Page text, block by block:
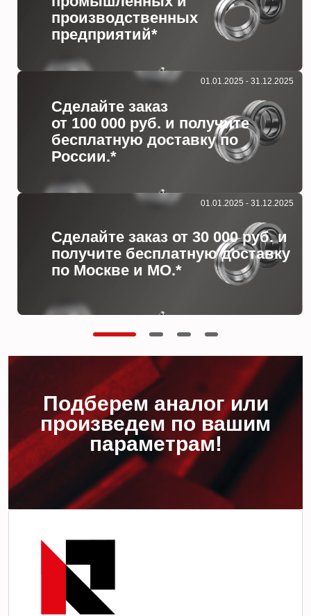
производственных
предприятий*
Сделайте заказ
от 100 000 руб. и получите
бесплатную доставку по
России.*
01.01.2025 - 31.12.2025
Сделайте заказ от 30 000 руб. и
получите бесплатную доставку
по Москве и МО.*
01.01.2025 - 31.12.2025
Подберем аналог или
произведем по вашим
параметрам!